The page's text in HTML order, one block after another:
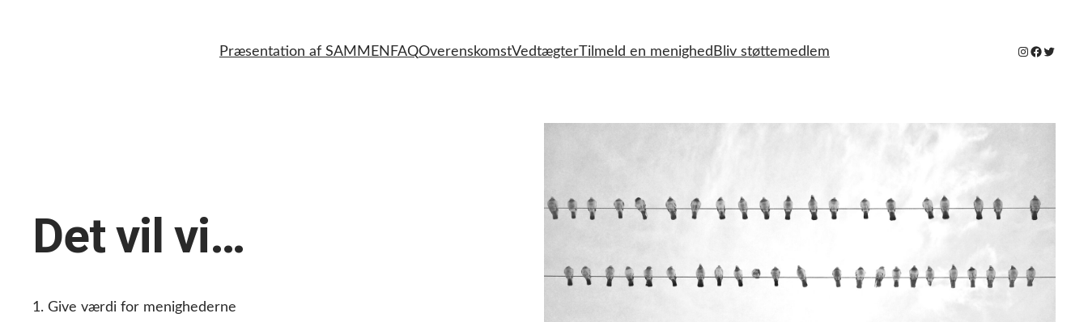
Præsentation af SAMMEN FAQOverenskomstVedtægterTilmeld en menighed Bliv støttemedlem Instagram
Facebook
Twitter
Det vil vi…
1. Give værdi for menighederne